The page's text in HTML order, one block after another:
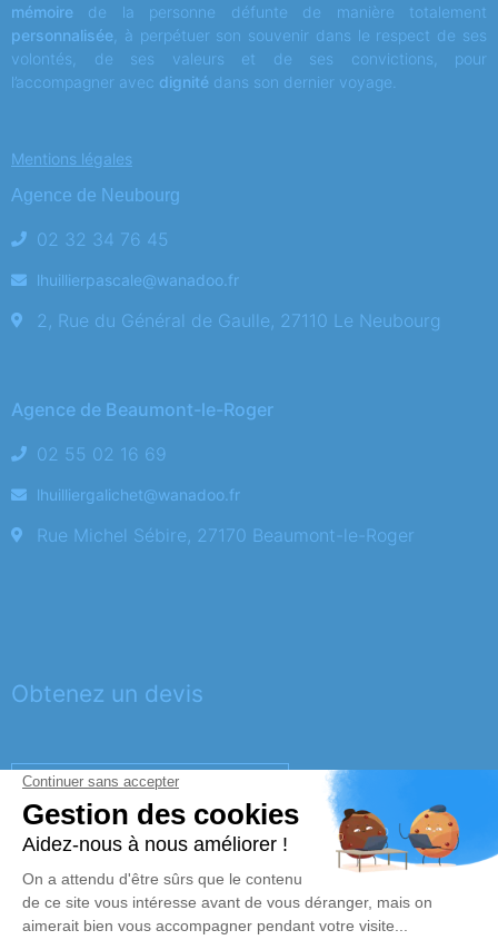
mémoire de la personne défunte de manière totalement
personnalisée , à perpétuer son souvenir dans le respect de ses
volontés, de ses valeurs et de ses convictions, pour
l’accompagner avec dignité dans son dernier voyage.
Mentions légales
Agence de Neubourg
02 32 34 76 45
lhuillierpascale@wanadoo.fr
2, Rue du Général de Gaulle, 27110 Le Neubourg
Agence de Beaumont-le-Roger
02 55 02 16 69
lhuilliergalichet@wanadoo.fr
Rue Michel Sébire, 27170 Beaumont-le-Roger
Obtenez un devis
DEVIS OBSÈQUES
DEVIS PRÉVOYANCE